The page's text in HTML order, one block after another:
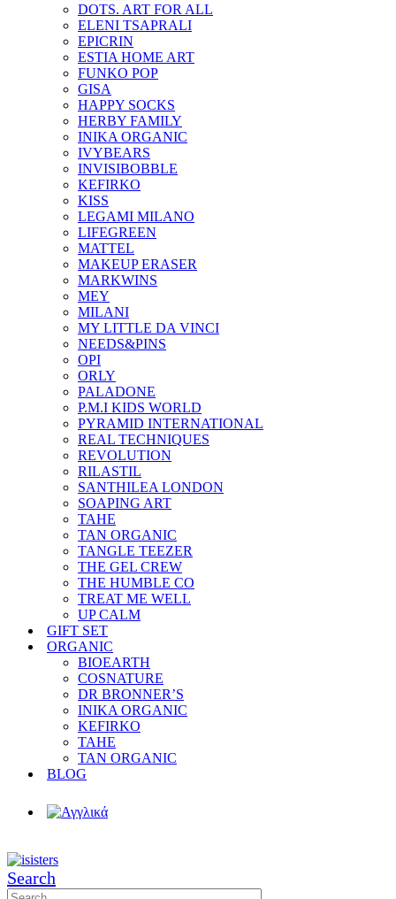
DOTS. ART FOR ALL
ELENI TSAPRALI
EPICRIN
ESTIA HOME ART
FUNKO POP
GISA
HAPPY SOCKS
HERBY FAMILY
INIKA ORGANIC
IVYBEARS
INVISIBOBBLE
KEFIRKO
KISS
LEGAMI MILANO
LIFEGREEN
MATTEL
MAKEUP ERASER
MARKWINS
MEY
MILANI
MY LITTLE DA VINCI
NEEDS&PINS
OPI
ORLY
PALADONE
P.M.I KIDS WORLD
PYRAMID INTERNATIONAL
REAL TECHNIQUES
REVOLUTION
RILASTIL
SANTHILEA LONDON
SOAPING ART
TAHE
TAN ORGANIC
TANGLE TEEZER
THE GEL CREW
THE HUMBLE CO
TREAT ME WELL
UP CALM
GIFT SET
ORGANIC
BIOEARTH
COSNATURE
DR BRONNER’S
INIKA ORGANIC
KEFIRKO
TAHE
TAN ORGANIC
BLOG
Search